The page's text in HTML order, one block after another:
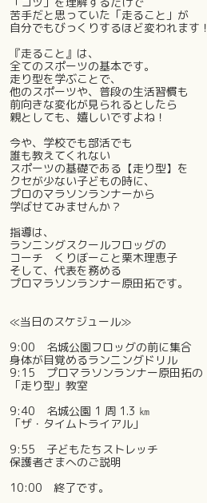
苦手だと思っていた「走ること」が
自分でもびっくりするほど変われます！
『走ること』は、
全てのスポーツの基本です。
走り型を学ぶことで、
他のスポーツや、普段の生活習慣も
前向きな変化が見られるとしたら
親としても、嬉しいですよね！
今や、学校でも部活でも
誰も教えてくれない
スポーツの基礎である【走り型】を
クセが少ない子どもの時に、
プロのマラソンランナーから
学ばせてみませんか？
指導は、
ランニングスクールフロッグの
コーチ くりぼーこと栗木理恵子
そして、代表を務める
プロマラソンランナー原田拓です。
≪当日のスケジュール≫
9:00 名城公園フロッグの前に集合
身体が目覚めるランニングドリル
9:15 プロマラソンランナー原田拓の
「走り型」教室
9:40 名城公園 1 周 1.3 ㎞
「ザ・タイムトライアル」
9:55 子どもたちストレッチ
保護者さまへのご説明
10:00 終了です。